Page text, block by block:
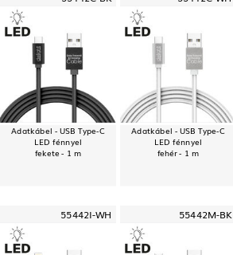
Adatkábel - USB Type-C
LED fénnyel
fekete - 1 m
Adatkábel - USB Type-C
LED fénnyel
fehér - 1 m
55442I-WH 55442M-BK